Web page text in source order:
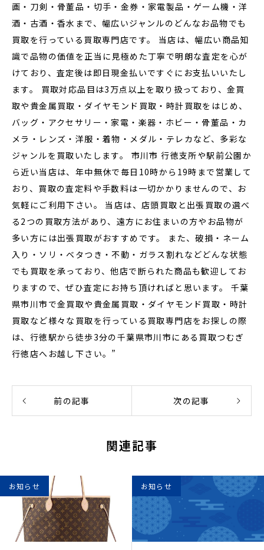
画・刀剣・骨董品・切手・金券・家電製品・ゲーム機・洋
酒・古酒・香水まで、幅広いジャンルのどんなお品物でも
買取を行っている買取専門店です。 当店は、幅広い商品知
識で品物の価値を正当に見極めた丁寧で明朗な査定を心が
けており、査定後は即日現金払いですぐにお支払いいたし
ます。 買取対応品目は3万点以上を取り扱っており、金買
取や貴金属買取・ダイヤモンド買取・時計買取をはじめ、
バッグ・アクセサリー・家電・楽器・ホビー・骨董品・カ
メラ・レンズ・洋服・着物・メダル・テレカなど、多彩な
ジャンルを買取いたします。 市川市 行徳支所や駅前公園か
ら近い当店は、年中無休で毎日10時から19時まで営業して
おり、買取の査定料や手数料は一切かかりませんので、お
気軽にご利用下さい。 当店は、店頭買取と出張買取の選べ
る2つの買取方法があり、遠方にお住まいの方やお品物が
多い方には出張買取がおすすめです。 また、破損・ネーム
入り・ソリ・ベタつき・不動・ガラス割れなどどんな状態
でも買取を承っており、他店で断られた商品も歓迎してお
りますので、ぜひ査定にお持ち頂ければと思います。 千葉
県市川市で金買取や貴金属買取・ダイヤモンド買取・時計
買取など様々な買取を行っている買取専門店をお探しの際
は、行徳駅から徒歩3分の千葉県市川市にある買取つむぎ
行徳店へお越し下さい。”
前の記事 次の記事
関連記事
お知らせ お知らせ